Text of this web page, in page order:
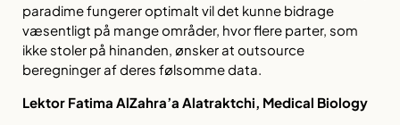
paradime fungerer optimalt vil det kunne bidrage
væsentligt på mange områder, hvor flere parter, som
ikke stoler på hinanden, ønsker at outsource
beregninger af deres følsomme data.
Lektor Fatima AlZahra’a Alatraktchi, Medical Biology